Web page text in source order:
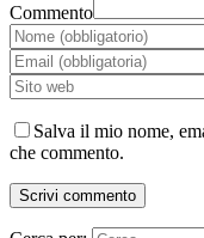
Commento
Salva il mio nome,
che commento.